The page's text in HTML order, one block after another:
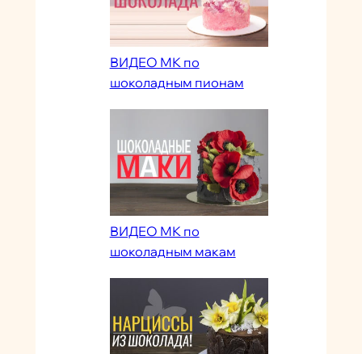
ВИДЕО МК по
шоколадным пионам
ВИДЕО МК по
шоколадным макам